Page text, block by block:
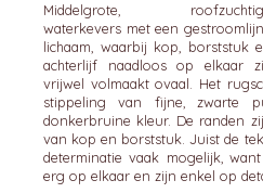
Middelgrote,
waterkevers met een
lichaam, waarbij kop, borststuk
achterlijf naadloos op elkaar
vrijwel volmaakt ovaal. Het
stippeling van fijne, zwarte
donkerbruine kleur. De randen
van kop en borststuk. Juist de
determinatie vaak mogelijk,
erg op elkaar en zijn enkel op